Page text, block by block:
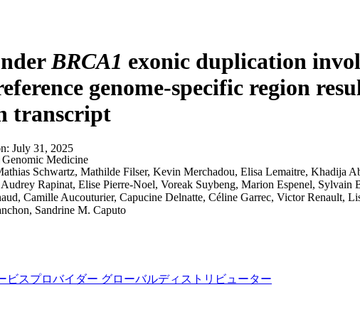
BRCA1 exonic duplication
genome-specific region
transcript
July 31, 2025
Medicine
Schwartz, Mathilde Filser, Kevin Merchadou, Elisa Lemaitre, Khadija
Rapinat, Elise Pierre-Noel, Voreak Suybeng, Marion Espenel, Sylvain
Camille Aucouturier, Capucine Delnatte, Céline Garrec, Victor Renault,
Sandrine M. Caputo
ビスプロバイダー グローバルディストリビューター